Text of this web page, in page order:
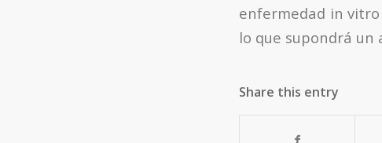
enfermedad in
lo que supondrá un
Share this entry